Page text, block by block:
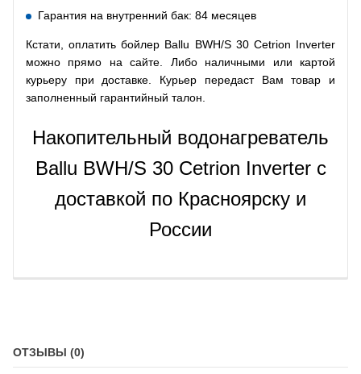
Гарантия на внутренний бак: 84 месяцев
Кстати, оплатить бойлер Ballu BWH/S 30 Cetrion Inverter
можно прямо на сайте. Либо наличными или картой
курьеру при доставке. Курьер передаст Вам товар и
заполненный гарантийный талон.
Накопительный водонагреватель
Ballu BWH/S 30 Cetrion Inverter с
доставкой по Красноярску и
России
ОТЗЫВЫ (0)